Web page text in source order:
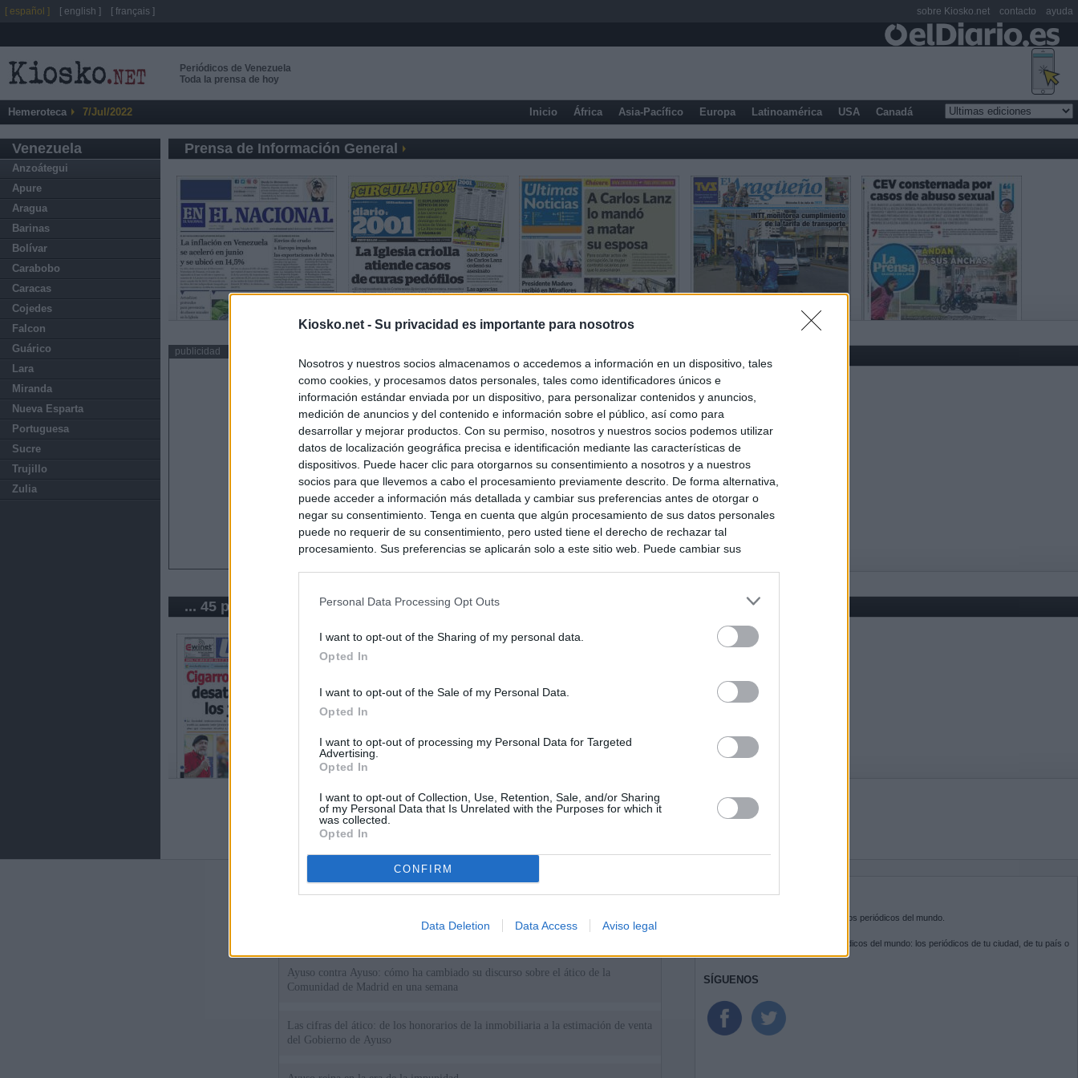
Kiosko.net - Su privacidad es importante para nosotros
Nosotros y nuestros socios almacenamos o accedemos a información en un dispositivo, tales
como cookies, y procesamos datos personales, tales como identificadores únicos e
información estándar enviada por un dispositivo, para personalizar contenidos y anuncios,
medición de anuncios y del contenido e información sobre el público, así como para
desarrollar y mejorar productos. Con su permiso, nosotros y nuestros socios podemos utilizar
datos de localización geográfica precisa e identificación mediante las características de
dispositivos. Puede hacer clic para otorgarnos su consentimiento a nosotros y a nuestros
socios para que llevemos a cabo el procesamiento previamente descrito. De forma alternativa,
puede acceder a información más detallada y cambiar sus preferencias antes de otorgar o
negar su consentimiento. Tenga en cuenta que algún procesamiento de sus datos personales
puede no requerir de su consentimiento, pero usted tiene el derecho de rechazar tal
procesamiento. Sus preferencias se aplicarán solo a este sitio web. Puede cambiar sus
Personal Data Processing Opt Outs
I want to opt-out of the Sharing of my personal data.
Opted In
I want to opt-out of the Sale of my Personal Data.
Opted In
I want to opt-out of processing my Personal Data for Targeted
Advertising.
Opted In
I want to opt-out of Collection, Use, Retention, Sale, and/or Sharing
of my Personal Data that Is Unrelated with the Purposes for which it
was collected.
Opted In
CONFIRM
Data Deletion Data Access Aviso legal
Periódicos de Venezuela
Toda la prensa de hoy
Hemeroteca 7/Jul/2022 Inicio África Asia-Pacífico Europa Latinoamérica USA Canadá
Venezuela
Anzoátegui
Apure
Aragua
Barinas
Bolívar
Carabobo
Caracas
Cojedes
Falcon
Guárico
Lara
Miranda
Nueva Esparta
Portuguesa
Sucre
Trujillo
Zulia
Prensa de Información General
publicidad Prensa Deportiva
... 45 periódicos de Venezuela
Últimas noticias
El Gobierno de Ayuso no puede destinar directamente la venta del ático de
Ayuso contra Ayuso: cómo ha cambiado su discurso sobre el ático de la
Comunidad de Madrid en una semana
Las cifras del ático: de los honorarios de la inmobiliaria a la estimación de venta
del Gobierno de Ayuso
es la puerta de entrada a los periódicos del mundo.
Navega por las portadas de los periódicos del mundo: los periódicos de tu ciudad, de tu país o
SÍGUENOS
[ español ] [ english ] [ français ] sobre Kiosko.net contacto ayuda